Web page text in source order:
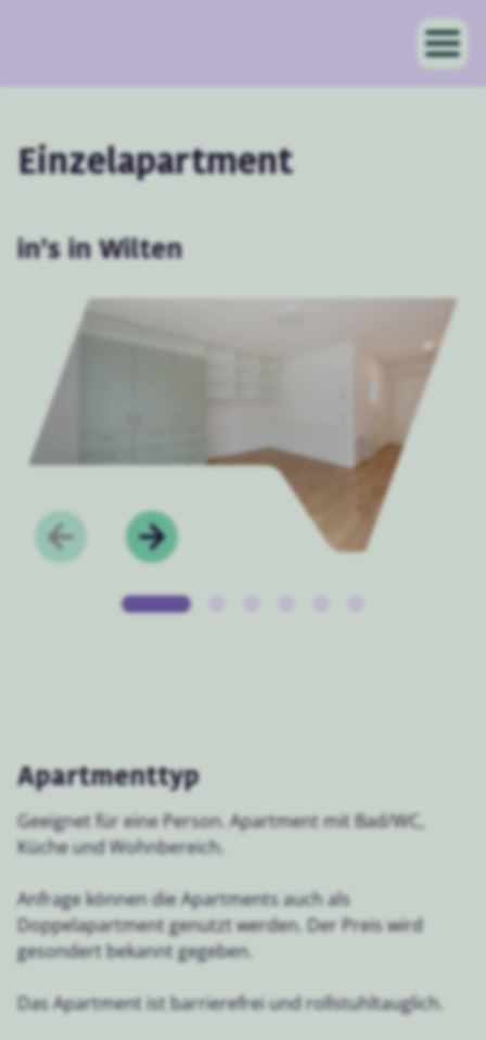
Einzelapartment
in’s in Wilten
Apartmenttyp
Geeignet für eine Person. Apartment mit Bad/WC,
Küche und Wohnbereich.
Anfrage können die Apartments auch als
Doppelapartment genutzt werden. Der Preis wird
gesondert bekannt gegeben.
Das Apartment ist barrierefrei und rollstuhltauglich.